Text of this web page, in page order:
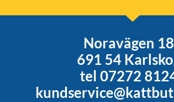
Noravägen
691 54
tel 07272